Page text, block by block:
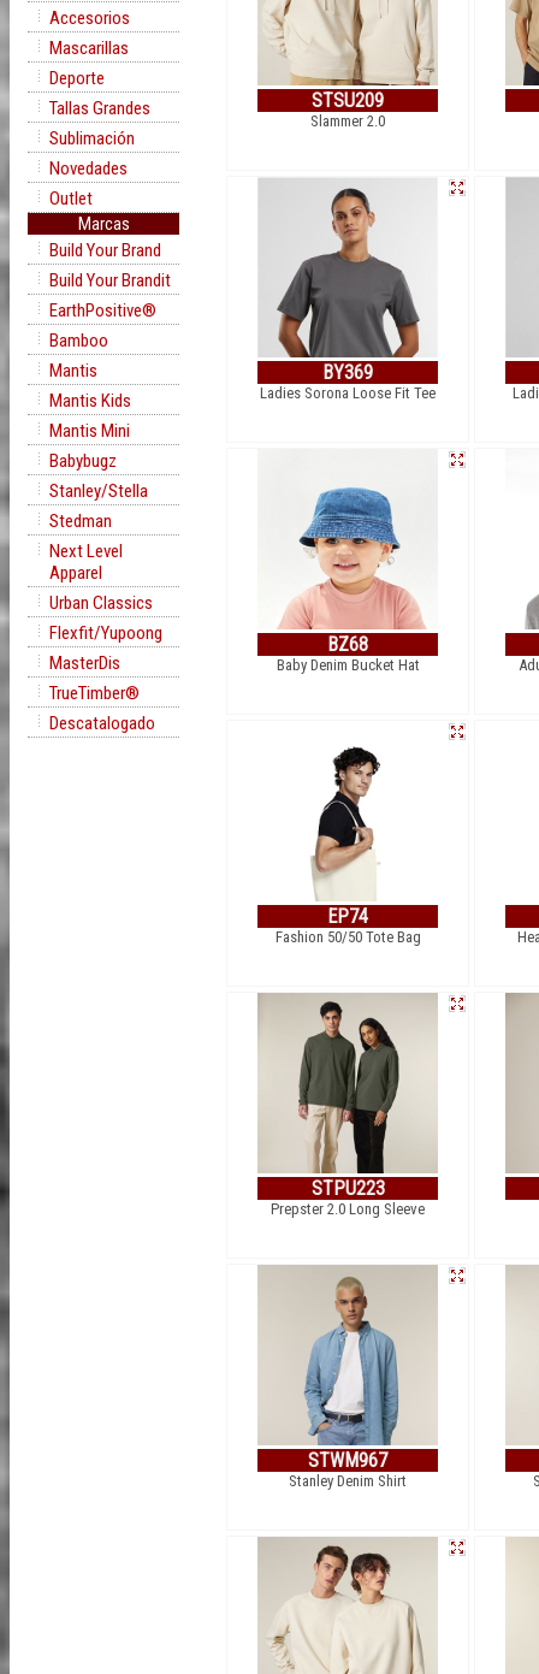
Accesorios
Mascarillas
Deporte
Tallas Grandes
Sublimación
Novedades
Outlet
Marcas
Build Your Brand
Build Your Brandit
EarthPositive®
Bamboo
Mantis
Mantis Kids
Mantis Mini
Babybugz
Stanley/Stella
Stedman
Next Level
Apparel
Urban Classics
Flexfit/Yupoong
MasterDis
TrueTimber®
Descatalogado
STSU209
Slammer 2.0
BY369
Ladies Sorona Loose Fit Tee
BZ68
Baby Denim Bucket Hat
EP74
Fashion 50/50 Tote Bag
STPU223
Prepster 2.0 Long Sleeve
STWM967
Stanley Denim Shirt